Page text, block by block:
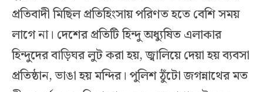
প্রতিবাদী মিছিল প্রতিহিংসায় পরিণত হতে বেশি সময়
লাগে না। দেশের প্রতিটি হিন্দু অধ্যুষিত এলাকার
হিন্দুদের বাড়িঘর লুট করা হয়, জ্বালিয়ে দেয়া হয় ব্যবসা
প্রতিষ্ঠান, ভাঙা হয় মন্দির। পুলিশ ঠুঁটো জগন্নাথের মত